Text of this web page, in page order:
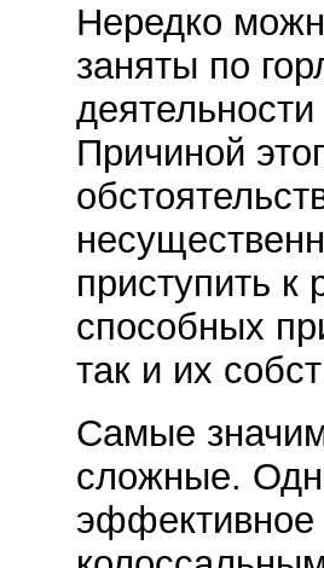
Нередко
заняты по
Причиной
приступить
способных
так и их
Самые
сложные.
эффективное